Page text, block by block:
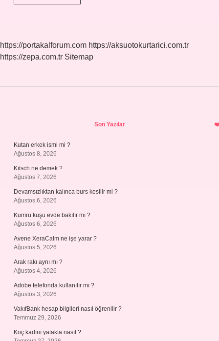
Doğulu
https://portakalforum.com https://aksuotokurtarici.com.tr
https://zepa.com.tr Sitemap
Son Yazılar
Kutan erkek ismi mi ?
Ağustos 8, 2026
Kıtsch ne demek ?
Ağustos 7, 2026
Devamsızlıktan kalınca burs kesilir mi ?
Ağustos 6, 2026
Kumru kuşu evde bakılır mı ?
Ağustos 6, 2026
Avene XeraCalm ne işe yarar ?
Ağustos 5, 2026
Arak rakı aynı mı ?
Ağustos 4, 2026
Adobe telefonda kullanılır mı ?
Ağustos 3, 2026
VakıfBank hesap bilgileri nasıl öğrenilir ?
Temmuz 29, 2026
Koç kadını yatakta nasıl ?